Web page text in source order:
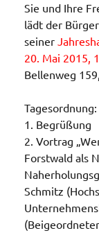
Sie und Ihre
lädt der
seiner
20. Mai 2015,
Bellenweg
Tagesordnung:
1. Begrüßung
2. Vortrag
Forstwald als
Schmitz